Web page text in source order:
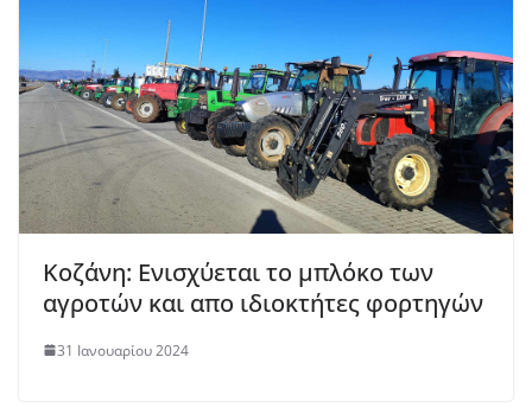
Κοζάνη: Ενισχύεται το μπλόκο των
αγροτών και απο ιδιοκτήτες φορτηγών
31 Ιανουαρίου 2024